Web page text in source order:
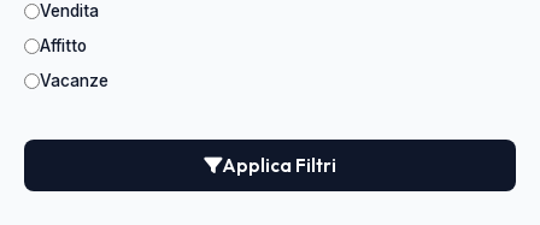
Vendita
Affitto
Vacanze
Applica Filtri